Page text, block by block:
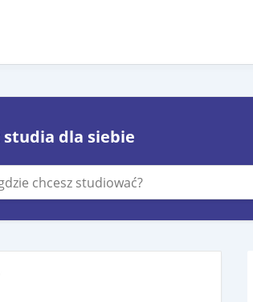
studia dla siebie